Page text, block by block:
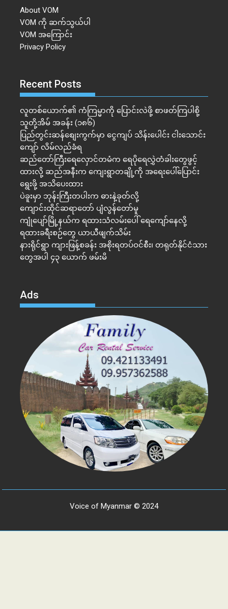
About VOM
VOM ကို ဆက်သွယ်ပါ
VOM အကြောင်း
Privacy Policy
Recent Posts
လူတစ်ယောက်၏ ကံကြမ္မာကို ပြောင်းလဲဖို့ စာဖတ်ကြပါစို့
သူတို့အိမ် အခန်း (၁၈၆)
ပြည်တွင်းဆန်စျေးကွက်မှာ ငွေကျပ် သိန်းပေါင်း ငါး​သောင်း
ကျော် လိမ်လည်ခံရ
ဆည်တော်ကြီးရေလှောင်တမံက ရေပိုရေလွှဲတံခါးတွေဖွင့်
ထားလို့ ဆည်အနီးက ကျေးရွာတချို့ကို အရေးပေါ်ပြောင်း
ရွေးဖို့ အသိပေးထား
ပဲခူးမှာ ဘုန်းကြီးတပါးက ဓားနဲ့ခုတ်လို့
ကျောင်းထိုင်ဆရာတော် ပျံလွန်တော်မူ
ကျုံပျော်မြို့နယ်က ရထားသံလမ်းပေါ် ရေကျော်နေလို့
ရထားခရီးစဉ်တွေ ယာယီဖျက်သိမ်း
နားရိုင်ရွာ ကျားဖြန့်စခန်း အစိုးရတပ်ဝင်စီး၊ တရုတ်နိုင်ငံသား
တွေအပါ ၄၃ ယောက် ဖမ်းမိ
Ads
Voice of Myanmar © 2024